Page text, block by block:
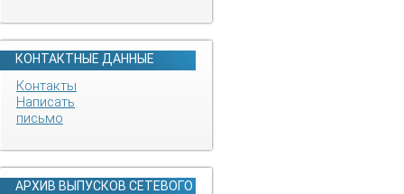
КОНТАКТНЫЕ ДАННЫЕ
Контакты
Написать
письмо
АРХИВ ВЫПУСКОВ СЕТЕВОГО